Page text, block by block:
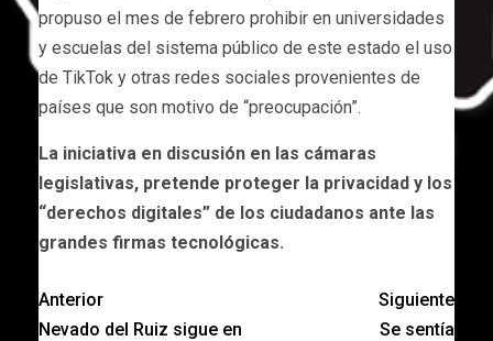
propuso el mes de febrero prohibir en universidades
y escuelas del sistema público de este estado el uso
de TikTok y otras redes sociales provenientes de
países que son motivo de “preocupación”.
La iniciativa en discusión en las cámaras
legislativas, pretende proteger la privacidad y los
“derechos digitales” de los ciudadanos ante las
grandes firmas tecnológicas.
Anterior
Nevado del Ruiz sigue en
Siguiente
Se sentía